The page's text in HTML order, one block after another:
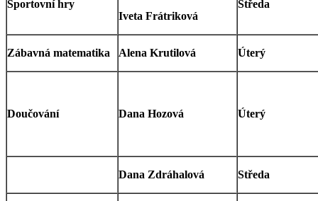
Sportovní hry
Iveta Frátriková
Středa
Zábavná matematika Alena Krutilová Úterý
Doučování Dana Hozová Úterý
Dana Zdráhalová Středa